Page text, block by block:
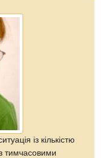
із кількістю
тимчасовими